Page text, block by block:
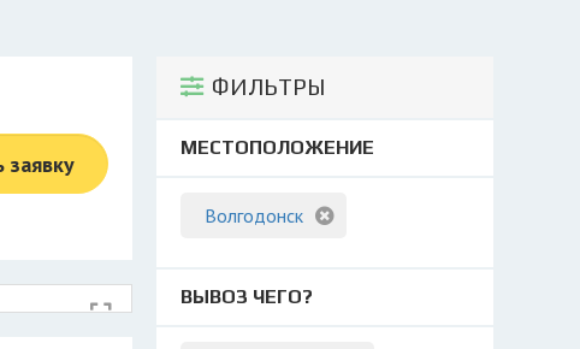
ФИЛЬТРЫ
МЕСТОПОЛОЖЕНИЕ
Волгодонск
ВЫВОЗ ЧЕГО?
заявку